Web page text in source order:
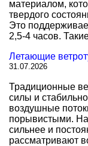
материалом,
твердого
Это
2,5-4 часов.
Летающие
31.07.2026
Традиционные
силы и
воздушные
порывистыми.
сильнее и
рассматривают